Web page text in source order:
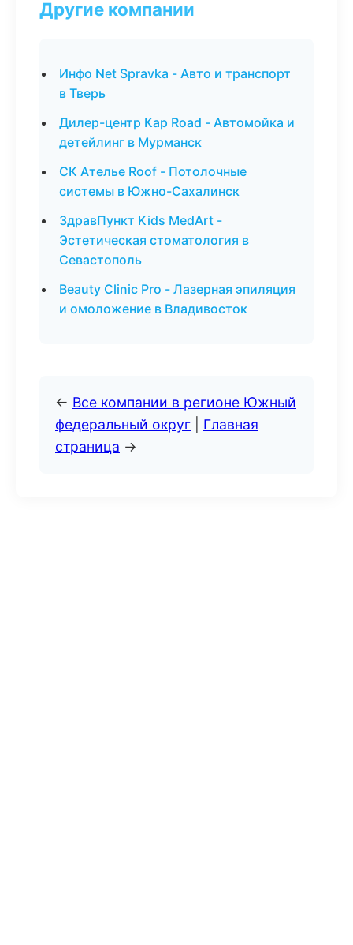
Другие компании
Инфо Net Spravka - Авто и транспорт
в Тверь
Дилер-центр Кар Road - Автомойка и
детейлинг в Мурманск
СК Ателье Roof - Потолочные
системы в Южно-Сахалинск
ЗдравПункт Kids MedArt -
Эстетическая стоматология в
Севастополь
Beauty Clinic Pro - Лазерная эпиляция
и омоложение в Владивосток
← Все компании в регионе Южный
федеральный округ
Главная
страница →